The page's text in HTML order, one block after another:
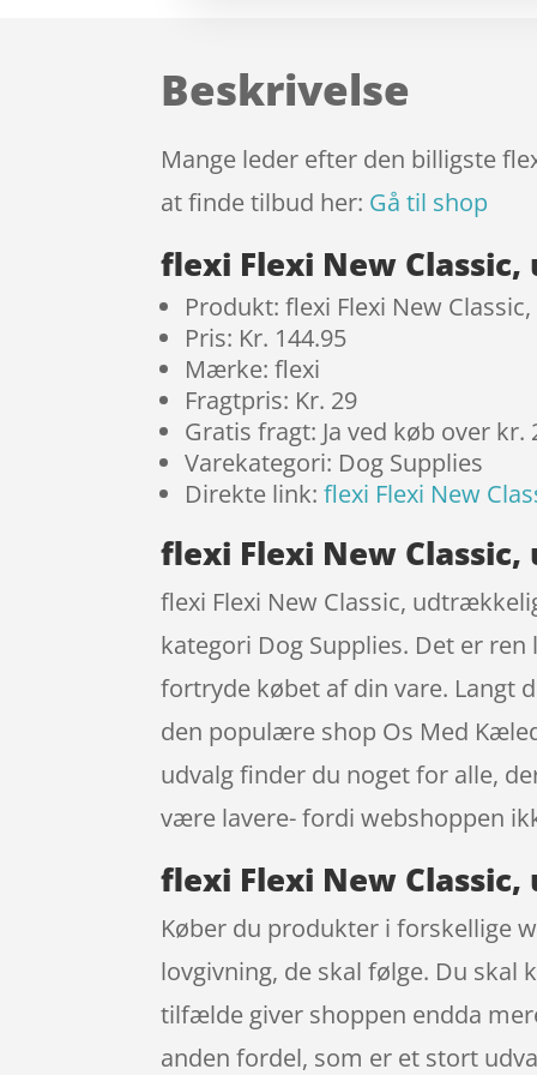
Beskrivelse
Mange leder efter den billigste
at finde tilbud her: Gå til shop
flexi Flexi New
Produkt: flexi Flexi New
Pris: Kr. 144.95
Mærke: flexi
Fragtpris: Kr. 29
Gratis fragt: Ja ved køb over kr.
Varekategori: Dog Supplies
Direkte link:flexi Flexi New
flexi Flexi New
flexi Flexi New Classic,
kategori Dog Supplies. Det er
fortryde købet af din vare. Langt
den populære shop Os Med
udvalg finder du noget for alle,
være lavere- fordi webshoppen
flexi Flexi New
Køber du produkter i forskellige
lovgivning, de skal følge. Du skal
tilfælde giver shoppen endda
anden fordel, som er et stort